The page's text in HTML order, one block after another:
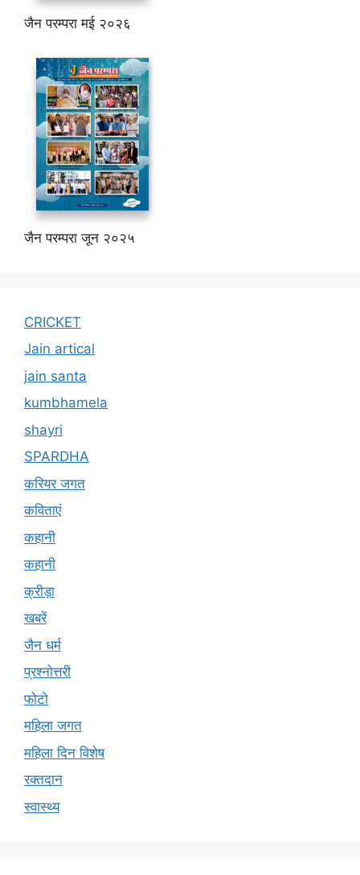
जैन परम्परा मई २०२६
जैन परम्परा जून २०२५
CRICKET
Jain artical
jain santa
kumbhamela
shayri
SPARDHA
करियर जगत
कविताएं
कहानी
कहानी
क्रीड़ा
खबरें
जैन धर्म
प्रश्नोत्तरी
फोटो
महिला जगत
महिला दिन विशेष
रक्तदान
स्वास्थ्य